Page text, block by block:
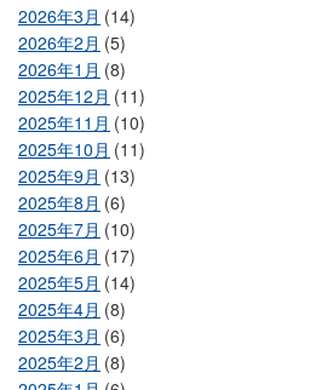
2026年3月 (14)
2026年2月 (5)
2026年1月 (8)
2025年12月 (11)
2025年11月 (10)
2025年10月 (11)
2025年9月 (13)
2025年8月 (6)
2025年7月 (10)
2025年6月 (17)
2025年5月 (14)
2025年4月 (8)
2025年3月 (6)
2025年2月 (8)